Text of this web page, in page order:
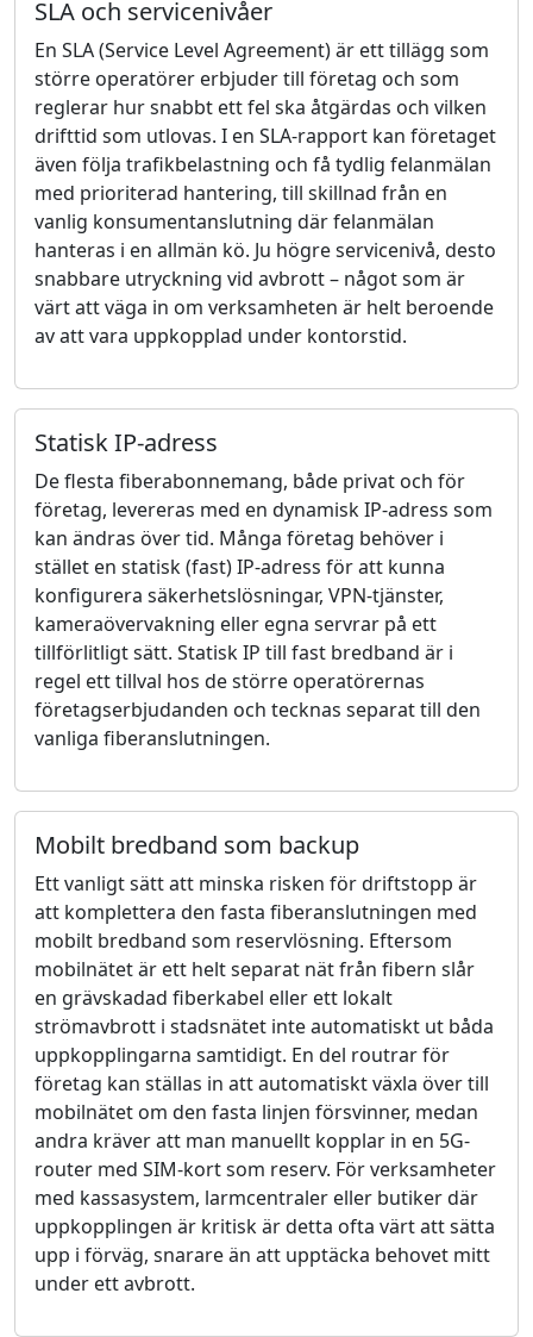
SLA och servicenivåer
En SLA (Service Level Agreement) är ett tillägg som
större operatörer erbjuder till företag och som
reglerar hur snabbt ett fel ska åtgärdas och vilken
drifttid som utlovas. I en SLA-rapport kan företaget
även följa trafikbelastning och få tydlig felanmälan
med prioriterad hantering, till skillnad från en
vanlig konsumentanslutning där felanmälan
hanteras i en allmän kö. Ju högre servicenivå, desto
snabbare utryckning vid avbrott – något som är
värt att väga in om verksamheten är helt beroende
av att vara uppkopplad under kontorstid.
Statisk IP-adress
De flesta fiberabonnemang, både privat och för
företag, levereras med en dynamisk IP-adress som
kan ändras över tid. Många företag behöver i
stället en statisk (fast) IP-adress för att kunna
konfigurera säkerhetslösningar, VPN-tjänster,
kameraövervakning eller egna servrar på ett
tillförlitligt sätt. Statisk IP till fast bredband är i
regel ett tillval hos de större operatörernas
företagserbjudanden och tecknas separat till den
vanliga fiberanslutningen.
Mobilt bredband som backup
Ett vanligt sätt att minska risken för driftstopp är
att komplettera den fasta fiberanslutningen med
mobilt bredband som reservlösning. Eftersom
mobilnätet är ett helt separat nät från fibern slår
en grävskadad fiberkabel eller ett lokalt
strömavbrott i stadsnätet inte automatiskt ut båda
uppkopplingarna samtidigt. En del routrar för
företag kan ställas in att automatiskt växla över till
mobilnätet om den fasta linjen försvinner, medan
andra kräver att man manuellt kopplar in en 5G-
router med SIM-kort som reserv. För verksamheter
med kassasystem, larmcentraler eller butiker där
uppkopplingen är kritisk är detta ofta värt att sätta
upp i förväg, snarare än att upptäcka behovet mitt
under ett avbrott.